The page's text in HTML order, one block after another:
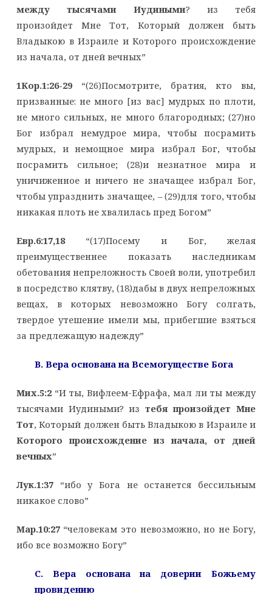
между тысячами Иудиными? из тебя
произойдет Мне Тот, Который должен быть
Владыкою в Израиле и Которого происхождение
из начала, от дней вечных”
1Кор.1:26-29“(26)Посмотрите, братия, кто вы,
призванные: не много [из вас] мудрых по плоти,
не много сильных, не много благородных; (27)но
Бог избрал немудрое мира, чтобы посрамить
мудрых, и немощное мира избрал Бог, чтобы
посрамить сильное; (28)и незнатное мира и
уничиженное и ничего не значащее избрал Бог,
чтобы упразднить значащее, – (29)для того, чтобы
никакая плоть не хвалилась пред Богом”
Евр.6:17,18“(17)Посему и Бог, желая
преимущественнее показать наследникам
обетования непреложность Своей воли, употребил
в посредство клятву, (18)дабы в двух непреложных
вещах, в которых невозможно Богу солгать,
твердое утешение имели мы, прибегшие взяться
за предлежащую надежду”
B. Вера основана на Всемогуществе Бога
Мих.5:2 “И ты, Вифлеем-Ефрафа, мал ли ты между
тысячами Иудиными? из тебя произойдет Мне
Тот, Который должен быть Владыкою в Израиле и
Которого происхождение из начала, от дней
вечных”
Лук.1:37“ибо у Бога не останется бессильным
никакое слово”
Мар.10:27“человекам это невозможно, но не Богу,
ибо все возможно Богу”
C. Вера основана на доверии Божьему
провидению